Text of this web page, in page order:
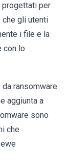
per
gli utenti
i file e la
con lo
ransomware
aggiunta a
sono
che